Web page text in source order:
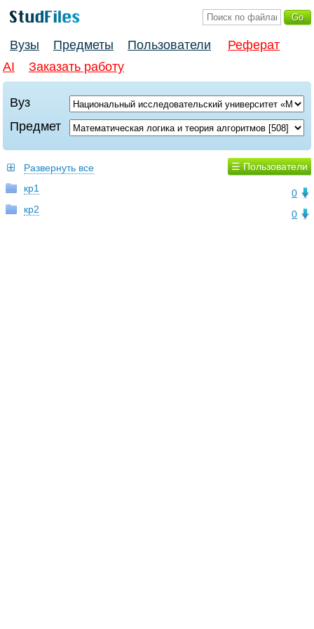
Вузы Предметы Пользователи
Реферат
AI
Заказать работу
Вуз
Предмет
☰ Пользователи
Развернуть все
0
кр1
0
кр2